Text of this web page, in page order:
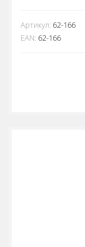
Артикул: 62-166
EAN: 62-166